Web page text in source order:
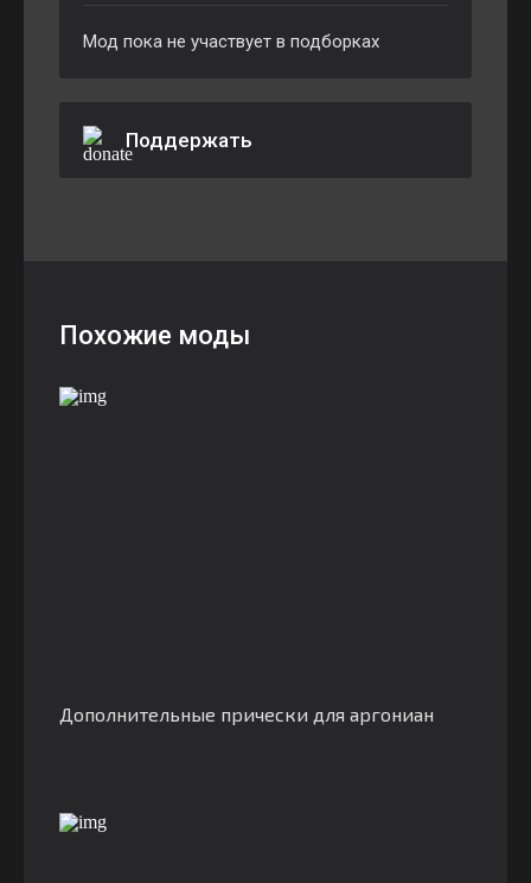
Мод пока не участвует в подборках
Поддержать
Похожие моды
Дополнительные прически для аргониан